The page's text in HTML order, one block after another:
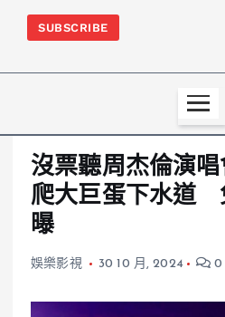
SUBSCRIBE
沒票聽周杰倫演
爬大巨蛋下水道
曝
娛樂影視 30 10 月, 2024 0